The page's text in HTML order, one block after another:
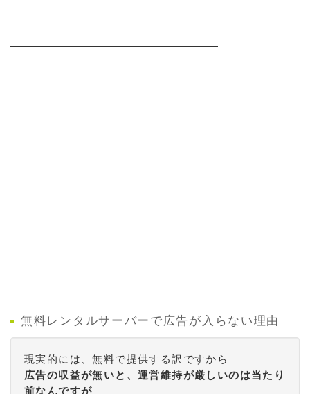
無料レンタルサーバーで広告が入らない理由
現実的には、無料で提供する訳ですから
広告の収益が無いと、運営維持が厳しいのは当たり
前なんですが